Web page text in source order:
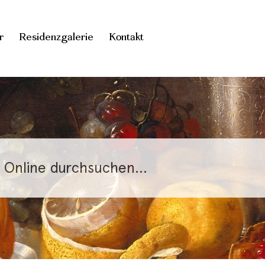
Residenzgalerie Kontakt